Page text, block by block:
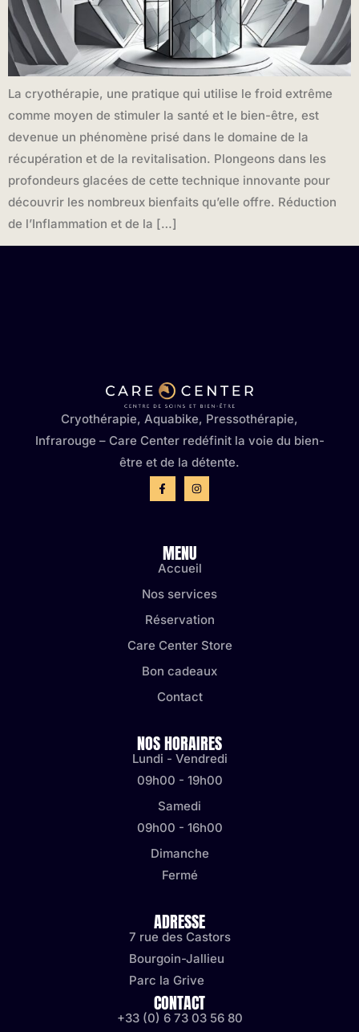
La cryothérapie, une pratique qui utilise le froid extrême
comme moyen de stimuler la santé et le bien-être, est
devenue un phénomène prisé dans le domaine de la
récupération et de la revitalisation. Plongeons dans les
profondeurs glacées de cette technique innovante pour
découvrir les nombreux bienfaits qu’elle offre. Réduction
de l’Inflammation et de la […]
Cryothérapie, Aquabike, Pressothérapie,
Infrarouge – Care Center redéfinit la voie du bien-
être et de la détente.
MENU
Accueil
Nos services
Réservation
Care Center Store
Bon cadeaux
Contact
NOS HORAIRES
Lundi - Vendredi
09h00 - 19h00
Samedi
09h00 - 16h00
Dimanche
Fermé
ADRESSE
7 rue des Castors
Bourgoin-Jallieu
Parc la Grive
CONTACT
+33 (0) 6 73 03 56 80